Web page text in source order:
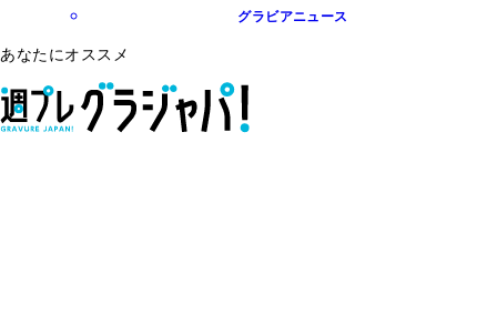
グラビアニュース
あなたにオススメ